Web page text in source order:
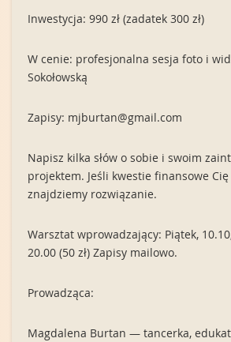
Inwestycja: 990 zł (zadatek 300 zł)
W cenie: profesjonalna sesja foto i
Sokołowską
Zapisy: mjburtan@gmail.com
Napisz kilka słów o sobie i swoim
projektem. Jeśli kwestie finansowe
znajdziemy rozwiązanie.
Warsztat wprowadzający: Piątek,
20.00 (50 zł) Zapisy mailowo.
Prowadząca:
Magdalena Burtan — tancerka,